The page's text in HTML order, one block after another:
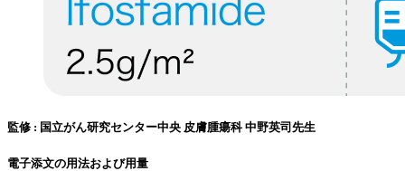
監修 : 国立がん研究センター中央 皮膚腫瘍科 中野英司先生
電子添文の用法および用量